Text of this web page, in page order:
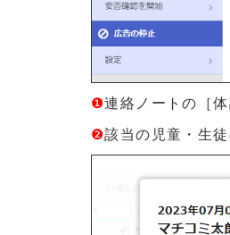
❶連絡ノートの［
❷該当の児童・生